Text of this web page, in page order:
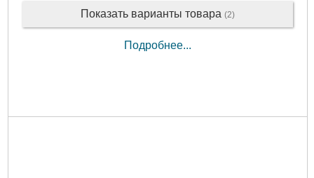
Показать варианты товара (2)
Подробнее...